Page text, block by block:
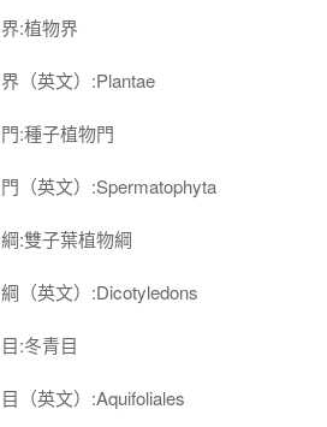
界:植物界
界（英文）:Plantae
門:種子植物門
門（英文）:Spermatophyta
綱:雙子葉植物綱
綱（英文）:Dicotyledons
目:冬青目
目（英文）:Aquifoliales